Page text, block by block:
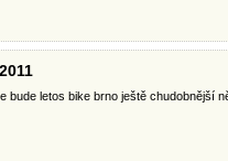
bude letos bike brno ještě chudobnější